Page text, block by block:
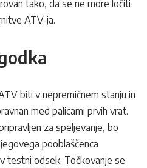
tako, da se ne more ločiti
ATV-ja.
biti v nepremičnem stanju in
med palicami prvih vrat.
za speljevanje, bo
pooblaščenca
testni odsek. Točkovanje se